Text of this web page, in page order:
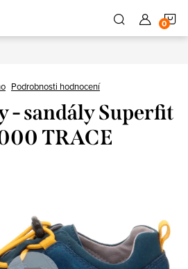
Podrobnosti hodnocení
- sandály Superfit
TRACE